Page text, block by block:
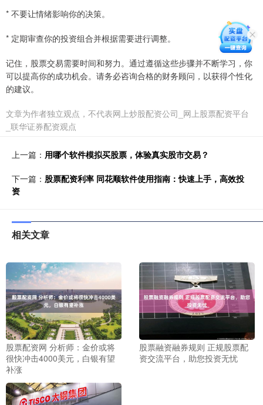
* 不要让情绪影响你的决策。
* 定期审查你的投资组合并根据需要进行调整。
记住，股票交易需要时间和努力。通过遵循这些步骤并不断学习，你
可以提高你的成功机会。请务必咨询合格的财务顾问，以获得个性化
的建议。
文章为作者独立观点，不代表网上炒股配资公司_网上股票配资平台
_联华证券配资观点
上一篇： 用哪个软件模拟买股票，体验真实股市交易？
下一篇： 股票配资利率 同花顺软件使用指南：快速上手，高效投
资
相关文章
股票配资网 分析师：金价或将
很快冲击4000美元，白银有望
补涨
股票融资融券规则 正规股票配
资交流平台，助您投资无忧